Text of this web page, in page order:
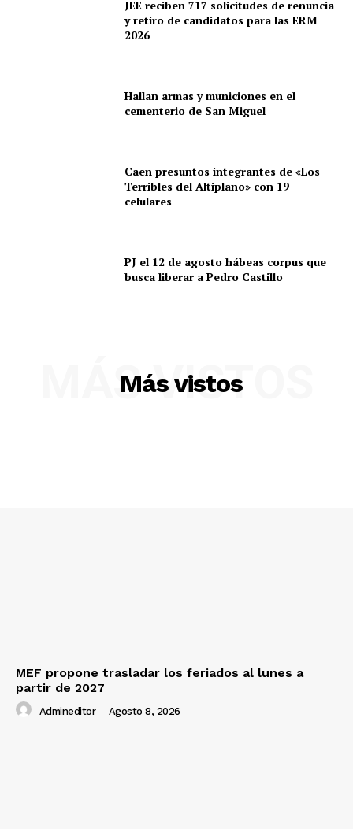
SUSCRIBETE
Diario los Andes
JEE reciben 717 solicitudes de renuncia
y retiro de candidatos para las ERM
2026
Hallan armas y municiones en el
cementerio de San Miguel
Caen presuntos integrantes de «Los
Terribles del Altiplano» con 19
celulares
PJ el 12 de agosto hábeas corpus que
busca liberar a Pedro Castillo
Más vistos
MÁS VISTOS
MEF propone trasladar los feriados al lunes a
partir de 2027
Admineditor - Agosto 8, 2026